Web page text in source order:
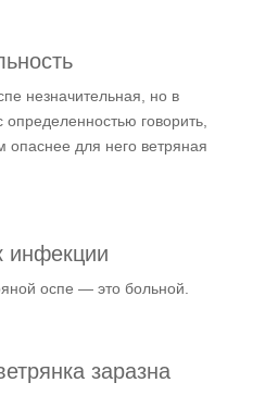
незначительная, но в
говорить,
для него ветряная
инфекции
оспе — это больной.
заразна